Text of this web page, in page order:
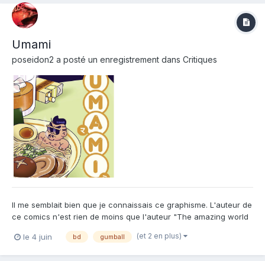
Umami
poseidon2 a posté un enregistrement dans Critiques
Il me semblait bien que je connaissais ce graphisme. L'auteur de
ce comics n'est rien de moins que l'auteur "The amazing world
des années 2010. Si on retrouve le style graphique, ce comics
le 4 juin bd gumball (et 2 en plus)